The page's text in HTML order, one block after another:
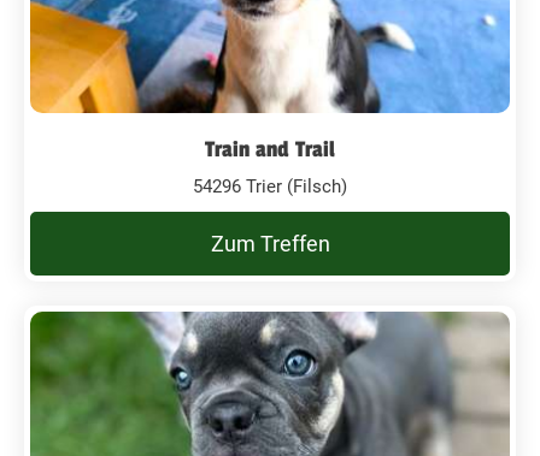
Train and Trail
54296 Trier (Filsch)
Zum Treffen